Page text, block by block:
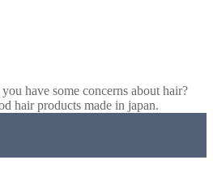
have some concerns about hair?
hair products made in japan.